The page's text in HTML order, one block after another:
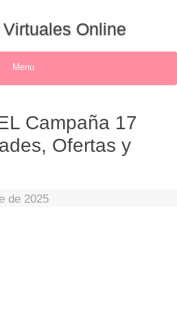
Online
Menu
Campaña 17
Ofertas y
de 2025